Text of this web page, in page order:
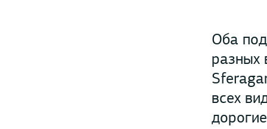
Оба
разных
всех